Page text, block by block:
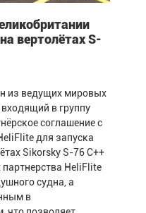
вертолётах S-
из ведущих мировых
в группу
соглашение с
для запуска
Sikorsky S-76 C++
HeliFlite
судна, а
в